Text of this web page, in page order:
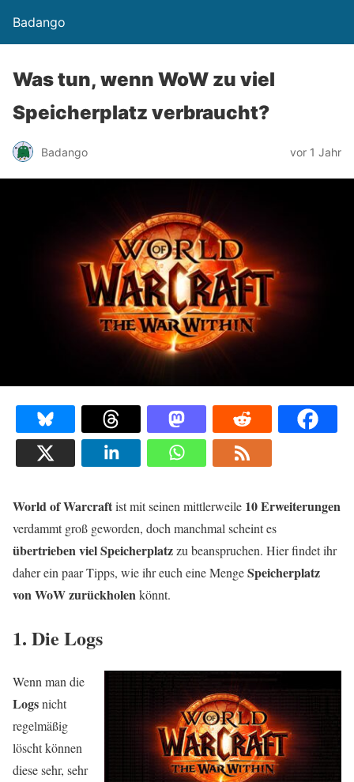
Badango
Was tun, wenn WoW zu viel
Speicherplatz verbraucht?
Badango vor 1 Jahr
World of Warcraftist mit seinen mittlerweile 10 Erweiterungen
verdammt groß geworden, doch manchmal scheint es
übertrieben viel Speicherplatzzu beanspruchen. Hier findet ihr
daher ein paar Tipps, wie ihr euch eine MengeSpeicherplatz
von WoW zurückholenkönnt.
1. Die Logs
Wenn man die
Logsnicht
regelmäßig
löscht können
diese sehr, sehr